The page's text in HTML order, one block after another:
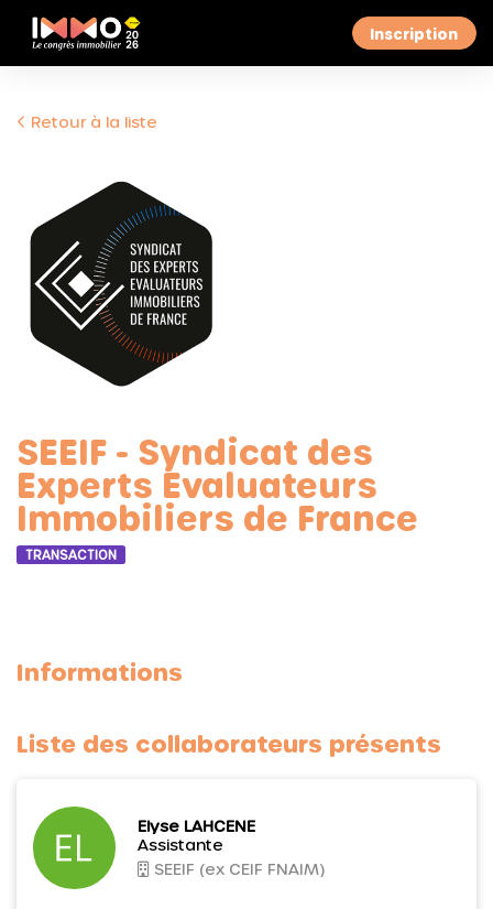
Inscription
Retour à la liste
SEEIF - Syndicat des
Experts Evaluateurs
Immobiliers de France
TRANSACTION
Informations
Liste des collaborateurs présents
Elyse LAHCENE
Assistante
SEEIF (ex CEIF FNAIM)